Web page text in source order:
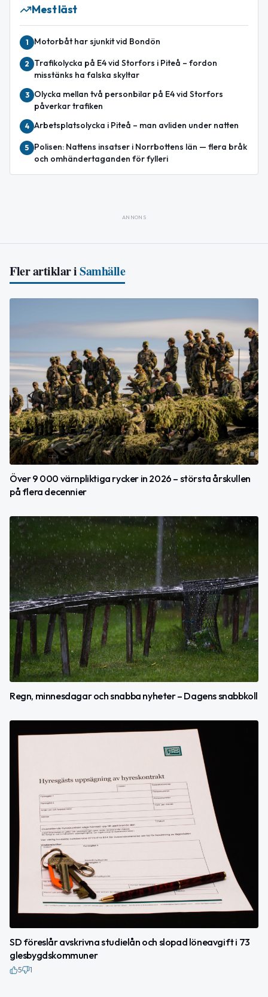
Mest läst
1 Motorbåt har sjunkit vid Bondön
2
Trafikolycka på E4 vid Storfors i Piteå – fordon
misstänks ha falska skyltar
3
Olycka mellan två personbilar på E4 vid Storfors
påverkar trafiken
4 Arbetsplatsolycka i Piteå – man avliden under natten
5
Polisen: Nattens insatser i Norrbottens län — flera bråk
och omhändertaganden för fylleri
ANNONS
Fler artiklar iSamhälle
Över 9 000 värnpliktiga rycker in 2026 – största årskullen
på flera decennier
Regn, minnesdagar och snabba nyheter – Dagens snabbkoll
SD föreslår avskrivna studielån och slopad löneavgift i 73
glesbygdskommuner
5 1